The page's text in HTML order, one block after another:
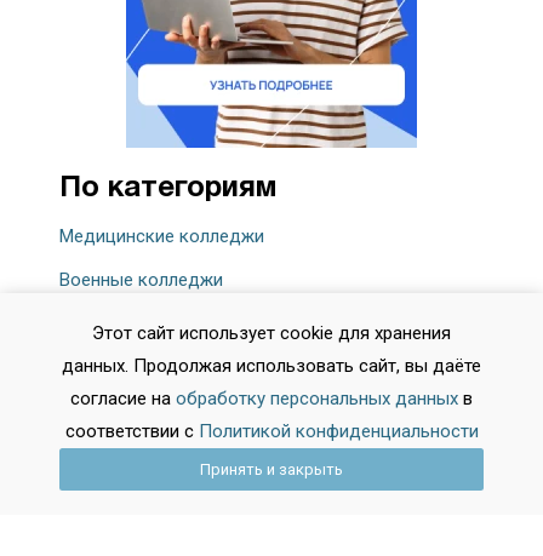
По категориям
Медицинские колледжи
Военные колледжи
Колледжи искусств
Этот сайт использует cookie для хранения
данных. Продолжая использовать сайт, вы даёте
согласие на обработку персональных данных в
соответствии с Политикой конфиденциальности
Принять и закрыть